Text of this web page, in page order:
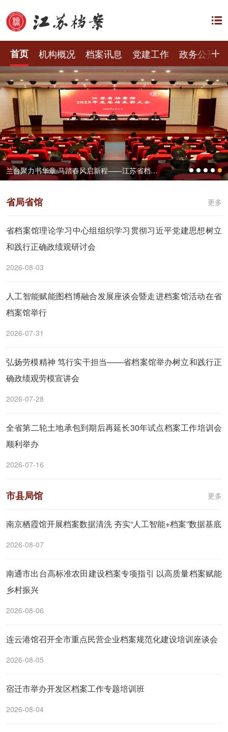
首页 机构概况 档案讯息 党建工作 政务公开
兰台聚力书华章 马踏春风启新程——江苏省档案馆召开2025年度总结表彰大会
省局省馆 更多
省档案馆理论学习中心组组织学习贯彻习近平党建思想树立
和践行正确政绩观研讨会
2026-08-03
人工智能赋能图档博融合发展座谈会暨走进档案馆活动在省
档案馆举行
2026-07-31
弘扬劳模精神 笃行实干担当——省档案馆举办树立和践行正
确政绩观劳模宣讲会
2026-07-28
全省第二轮土地承包到期后再延长30年试点档案工作培训会
顺利举办
2026-07-16
市县局馆 更多
南京栖霞馆开展档案数据清洗 夯实“人工智能+档案”数据基底
2026-08-07
南通市出台高标准农田建设档案专项指引 以高质量档案赋能
乡村振兴
2026-08-06
连云港馆召开全市重点民营企业档案规范化建设培训座谈会
2026-08-05
宿迁市举办开发区档案工作专题培训班
2026-08-04